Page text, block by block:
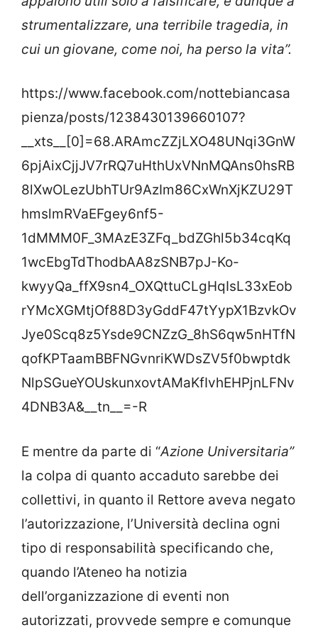
strumentalizzare, una terribile tragedia, in
cui un giovane, come noi, ha perso la vita”.
https://www.facebook.com/nottebiancasa
pienza/posts/1238430139660107?
__xts__[0]=68.ARAmcZZjLXO48UNqi3GnW
6pjAixCjjJV7rRQ7uHthUxVNnMQAns0hsRB
8lXwOLezUbhTUr9AzIm86CxWnXjKZU29T
hmslmRVaEFgey6nf5-
1dMMM0F_3MAzE3ZFq_bdZGhl5b34cqKq
1wcEbgTdThodbAA8zSNB7pJ-Ko-
kwyyQa_ffX9sn4_OXQttuCLgHqIsL33xEob
rYMcXGMtjOf88D3yGddF47tYypX1BzvkOv
Jye0Scq8z5Ysde9CNZzG_8hS6qw5nHTfN
qofKPTaamBBFNGvnriKWDsZV5f0bwptdk
NlpSGueYOUskunxovtAMaKfIvhEHPjnLFNv
4DNB3A&__tn__=-R
E mentre da parte di “Azione Universitaria”
la colpa di quanto accaduto sarebbe dei
collettivi, in quanto il Rettore aveva negato
l’autorizzazione, l’Università declina ogni
tipo di responsabilità specificando che,
quando l’Ateneo ha notizia
dell’organizzazione di eventi non
autorizzati, provvede sempre e comunque